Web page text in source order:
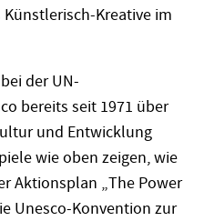
Kreative im
der UN-
bereits seit 1971 über
und Entwicklung
wie oben zeigen, wie
Aktionsplan „The Power
Unesco-Konvention zur